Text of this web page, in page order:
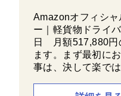
Amazonオフィシ
ー｜軽貨物ドライ
日 月額517,880円
ます。まず最初に
事は、決して楽で